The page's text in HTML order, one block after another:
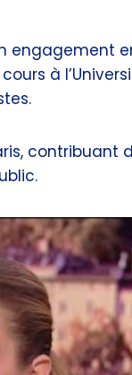
engagement
à
contribuant